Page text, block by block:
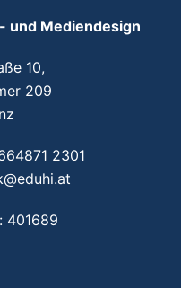
und Mediendesign
10,
209
2301
401689